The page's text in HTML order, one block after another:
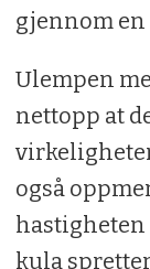
gjennom en
Ulempen
nettopp at
også
hastigheten
kula